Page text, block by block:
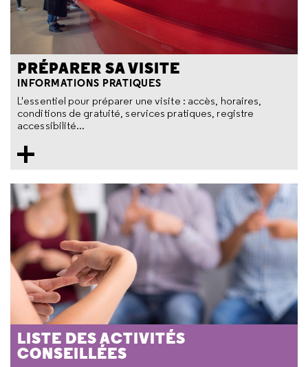
PRÉPARER SA VISITE
INFORMATIONS PRATIQUES
L'essentiel pour préparer une visite : accès, horaires,
conditions de gratuité, services pratiques, registre
accessibilité...
LISTE DES ACTIVITÉS
CONSEILLÉES